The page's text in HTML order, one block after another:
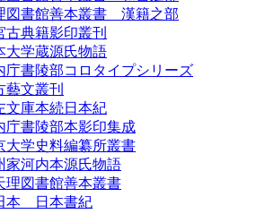
図書館善本叢書 漢籍之部
古典籍影印叢刊
大学蔵源氏物語
庁書陵部コロタイプシリーズ
藝文叢刊
文庫本続日本紀
庁書陵部本影印集成
大学史料編纂所叢書
家河内本源氏物語
理図書館善本叢書
本 日本書紀